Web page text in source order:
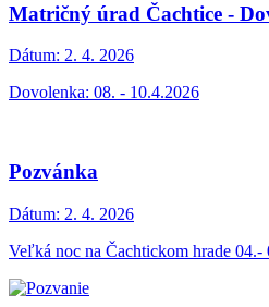
Matričný úrad Čachtice -
Dátum: 2. 4. 2026
Dovolenka: 08. - 10.4.2026
Pozvánka
Dátum: 2. 4. 2026
Veľká noc na Čachtickom hrade 04.-